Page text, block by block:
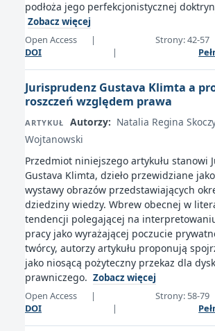
podłoża jego perfekcjonistycznej
Zobacz więcej
Open Access
| Strony: 42-57
DOI
|
Jurisprudenz Gustava Klimta a
roszczeń względem prawa
ARTYKUŁ Autorzy: Natalia Regina
Wojtanowski
Przedmiot niniejszego artykułu stanowi
Gustava Klimta, dzieło przewidziane
wystawy obrazów przedstawiających
dziedziny wiedzy. Wbrew obecnej w
tendencji polegającej na
pracy jako wyrażającej poczucie
twórcy, autorzy artykułu proponują
jako niosącą pożyteczny przekaz dla
prawniczego. Zobacz więcej
Open Access
| Strony: 58-79
DOI
|